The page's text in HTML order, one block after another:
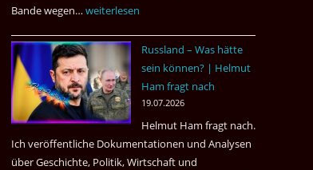
Bande wegen…Zwillingsmord
aufgeklärt
3
Tote
kamen
weiterlesen
Russland – Was hätte
sein können? | Helmut
Ham fragt nach
19.07.2026
Helmut Ham fragt nach.
Ich veröffentliche Dokumentationen und Analysen
über Geschichte, Politik, Wirtschaft und